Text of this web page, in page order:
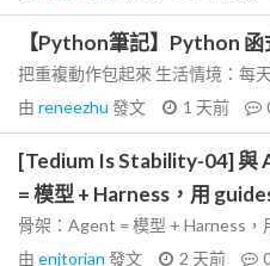
【Python筆記】Python
把重複動作包起來 生活情境：每
由 reneezhu 發文 1 天前
[Tedium Is Stability-04] 與
= 模型 + Harness，用
骨架：Agent = 模型 + Harness，
由 enjtorian 發文 2 天前